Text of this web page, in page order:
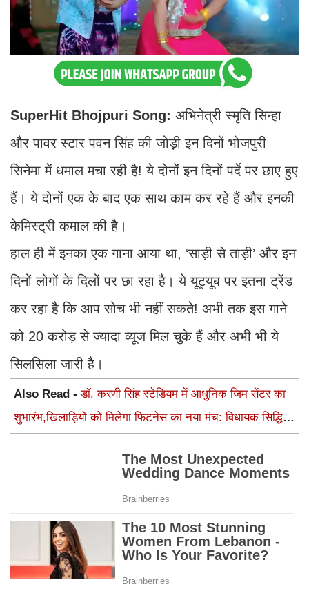
SuperHit Bhojpuri Song: अभिनेत्री स्मृति सिन्हा
और पावर स्टार पवन सिंह की जोड़ी इन दिनों भोजपुरी
सिनेमा में धमाल मचा रही है! ये दोनों इन दिनों पर्दे पर छाए हुए
हैं। ये दोनों एक के बाद एक साथ काम कर रहे हैं और इनकी
केमिस्ट्री कमाल की है।
हाल ही में इनका एक गाना आया था, ‘साड़ी से ताड़ी’ और इन
दिनों लोगों के दिलों पर छा रहा है। ये यूट्यूब पर इतना ट्रेंड
कर रहा है कि आप सोच भी नहीं सकते! अभी तक इस गाने
को 20 करोड़ से ज्यादा व्यूज मिल चुके हैं और अभी भी ये
सिलसिला जारी है।
Also Read -डॉ. करणी सिंह स्टेडियम में आधुनिक जिम सेंटर का
शुभारंभ,खिलाड़ियों को मिलेगा फिटनेस का नया मंच: विधायक सिद्धि